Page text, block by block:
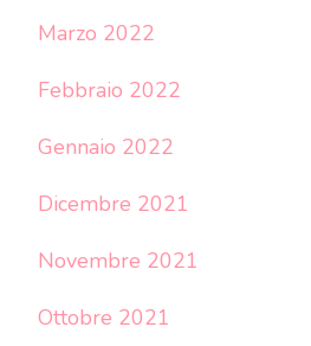
Marzo 2022
Febbraio 2022
Gennaio 2022
Dicembre 2021
Novembre 2021
Ottobre 2021